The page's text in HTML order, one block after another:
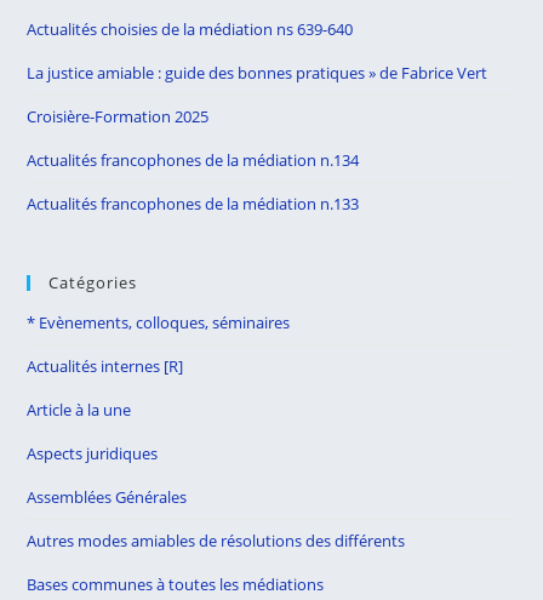
Actualités choisies de la médiation ns 639-640
La justice amiable : guide des bonnes pratiques » de Fabrice Vert
Croisière-Formation 2025
Actualités francophones de la médiation n.134
Actualités francophones de la médiation n.133
Catégories
* Evènements, colloques, séminaires
Actualités internes [R]
Article à la une
Aspects juridiques
Assemblées Générales
Autres modes amiables de résolutions des différents
Bases communes à toutes les médiations